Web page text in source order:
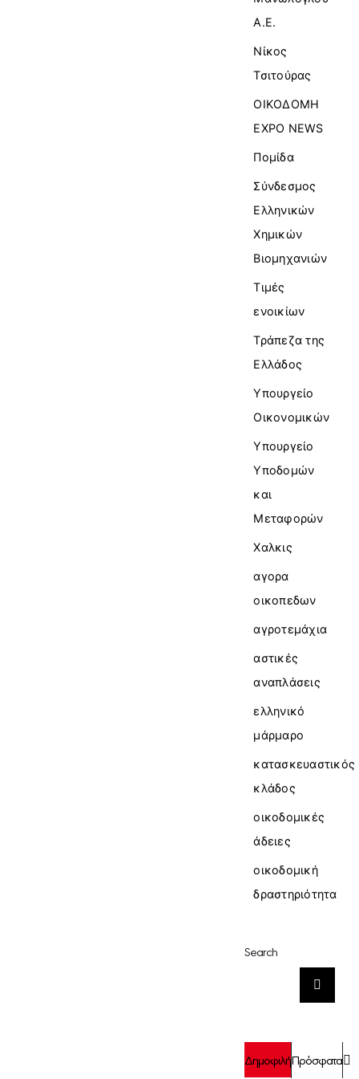
Α.Ε.
Νίκος
Τσιτούρας
ΟΙΚΟΔΟΜΗ
EXPO NEWS
Πομίδα
Σύνδεσμος
Ελληνικών
Χημικών
Βιομηχανιών
Τιμές
ενοικίων
Τράπεζα της
Ελλάδος
Υπουργείο
Οικονομικών
Υπουργείο
Υποδομών
και
Μεταφορών
Χαλκις
αγορα
οικοπεδων
αγροτεμάχια
αστικές
αναπλάσεις
ελληνικό
μάρμαρο
κατασκευαστικός
κλάδος
οικοδομικές
άδειες
οικοδομική
δραστηριότητα
Search
Αναζήτηση
ΔημοφιλήΠρόσφατα